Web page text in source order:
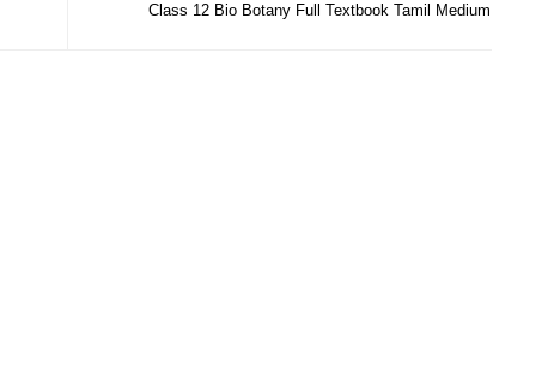
Class 12 Bio Botany Full Textbook Tamil Medium